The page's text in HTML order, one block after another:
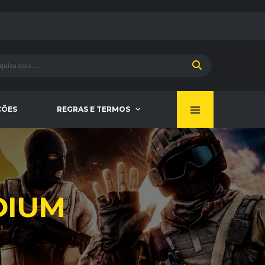
REGRAS E TERMOS